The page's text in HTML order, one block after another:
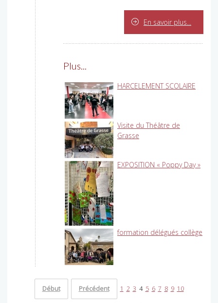
En savoir plus...
Plus...
HARCELEMENT SCOLAIRE
Visite du Théâtre de
Grasse
EXPOSITION « Poppy Day »
formation délégués collège
Début Précédent 1 2 3 4 5 6 7 8 9 10